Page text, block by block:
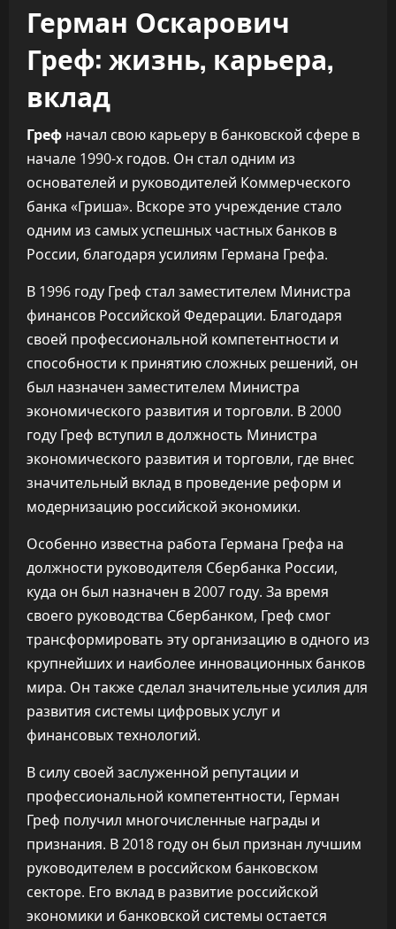
Герман Оскарович
Греф: жизнь, карьера,
вклад
Греф начал свою карьеру в банковской сфере в
начале 1990-х годов. Он стал одним из
основателей и руководителей Коммерческого
банка «Гриша». Вскоре это учреждение стало
одним из самых успешных частных банков в
России, благодаря усилиям Германа Грефа.
В 1996 году Греф стал заместителем Министра
финансов Российской Федерации. Благодаря
своей профессиональной компетентности и
способности к принятию сложных решений, он
был назначен заместителем Министра
экономического развития и торговли. В 2000
году Греф вступил в должность Министра
экономического развития и торговли, где внес
значительный вклад в проведение реформ и
модернизацию российской экономики.
Особенно известна работа Германа Грефа на
должности руководителя Сбербанка России,
куда он был назначен в 2007 году. За время
своего руководства Сбербанком, Греф смог
трансформировать эту организацию в одного из
крупнейших и наиболее инновационных банков
мира. Он также сделал значительные усилия для
развития системы цифровых услуг и
финансовых технологий.
В силу своей заслуженной репутации и
профессиональной компетентности, Герман
Греф получил многочисленные награды и
признания. В 2018 году он был признан лучшим
руководителем в российском банковском
секторе. Его вклад в развитие российской
экономики и банковской системы остается